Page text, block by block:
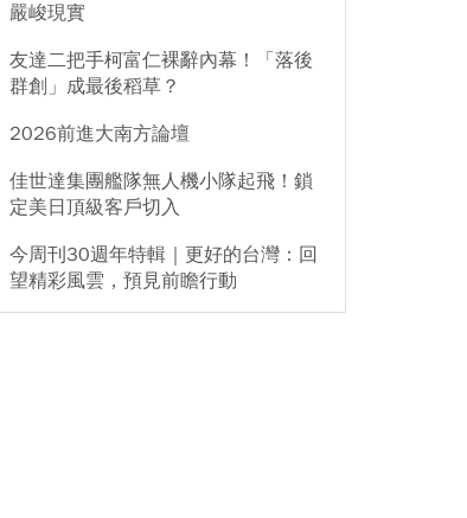
嚴峻現實
友達二把手柯富仁裸辭內幕！「落後
群創」成最後稻草？
2026前進大南方論壇
佳世達集團艦隊無人機小隊起飛！鎖
定美日頂級客戶切入
今周刊30週年特輯｜更好的台灣：回
望精彩風雲，預見前瞻行動